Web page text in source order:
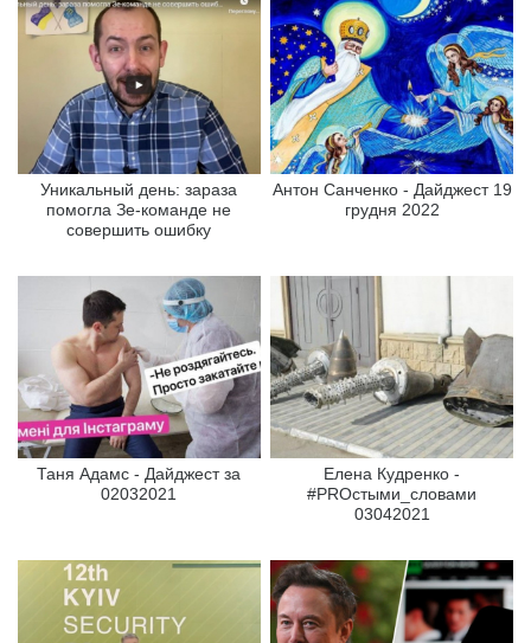
Уникальный день: зараза
помогла Зе-команде не
совершить ошибку
Антон Санченко - Дайджест 19
грудня 2022
Таня Адамс - Дайджест за
02032021
Елена Кудренко -
#PROстыми_словами
03042021